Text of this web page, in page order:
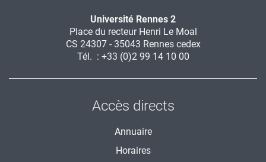
Université Rennes 2
Place du recteur Henri Le Moal
CS 24307 - 35043 Rennes cedex
Tél. : +33 (0)2 99 14 10 00
Accès directs
Annuaire
Horaires